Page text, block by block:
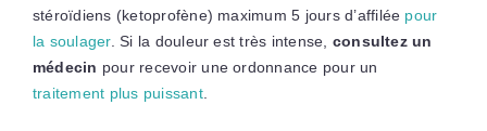
stéroïdiens (ketoprofène) maximum 5 jours d’affilée pour
la soulager. Si la douleur est très intense, consultez un
médecin pour recevoir une ordonnance pour un
traitement plus puissant.